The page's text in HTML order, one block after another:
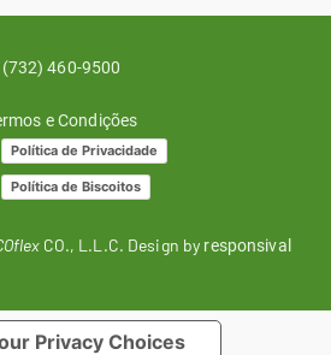
(732) 460-9500
e Condições
Política de Privacidade
Política de Biscoitos
CO., L.L.C. Design by responsival
Privacy Choices